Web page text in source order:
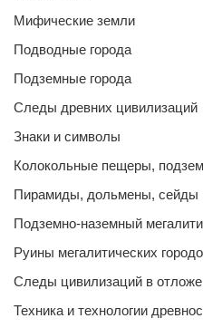
Мифические земли
Подводные города
Подземные города
Следы древних цивилизаций
Знаки и символы
Колокольные пещеры,
Пирамиды, дольмены, сейды
Подземно-наземный
Руины мегалитических
Следы цивилизаций в
Техника и технологии